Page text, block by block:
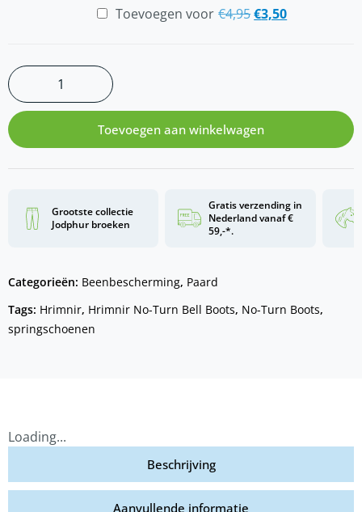
Toevoegen voor €4,95€3,50
Toevoegen aan winkelwagen
Grootste collectie
Jodphur broeken
Gratis verzending in
Nederland vanaf €
59,-*.
Categorieën: Beenbescherming, Paard
Tags: Hrimnir, Hrimnir No-Turn Bell Boots, No-Turn Boots,
springschoenen
Loading...
Beschrijving
Aanvullende informatie